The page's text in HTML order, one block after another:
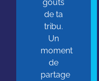
goûts
de ta
tribu.
Un
moment
de
partage